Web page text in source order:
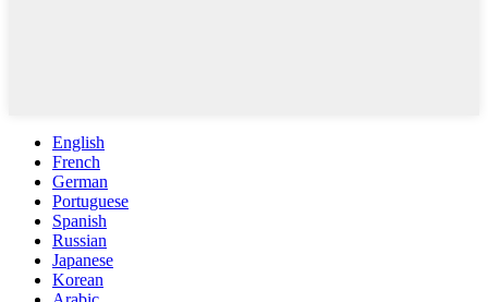
English
French
German
Portuguese
Spanish
Russian
Japanese
Korean